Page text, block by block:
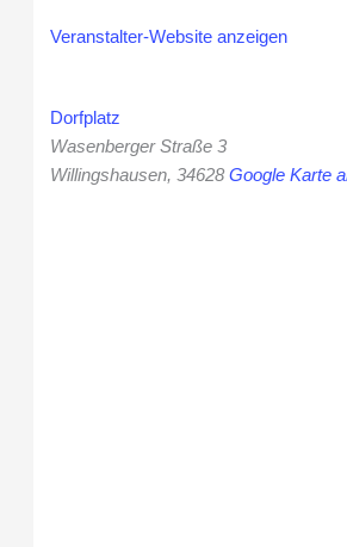
Veranstalter-Website anzeigen
Dorfplatz
Wasenberger Straße 3
Willingshausen, 34628 Google Karte